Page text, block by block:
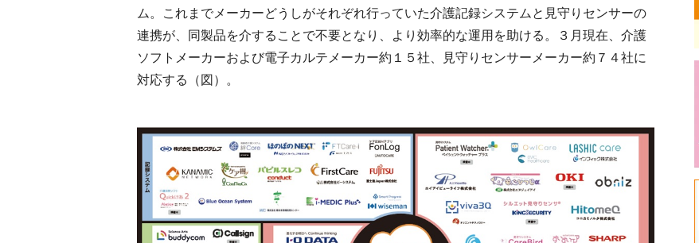
ム。これまでメーカーどうしがそれぞれ行っていた介護記録システムと見守りセンサーの
連携が、同製品を介することで不要となり、より効率的な運用を助ける。３月現在、介護
ソフトメーカーおよび電子カルテメーカー約１５社、見守りセンサーメーカー約７４社に
対応する（図）。